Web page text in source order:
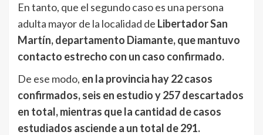
En tanto, que el segundo caso es una persona
adulta mayor de la localidad de Libertador San
Martín, departamento Diamante, que mantuvo
contacto estrecho con un caso confirmado.
De ese modo, en la provincia hay 22 casos
confirmados, seis en estudio y 257 descartados
en total, mientras que la cantidad de casos
estudiados asciende a un total de 291.